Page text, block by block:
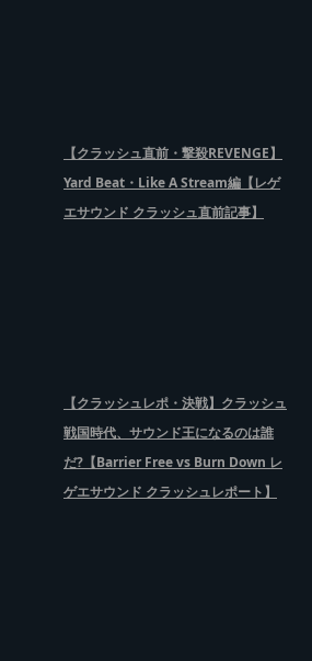
【クラッシュ直前・撃殺REVENGE】
Yard Beat・Like A Stream編【レゲ
エサウンド クラッシュ直前記事】
【クラッシュレポ・決戦】クラッシュ
戦国時代、サウンド王になるのは誰
だ?【Barrier Free vs Burn Down レ
ゲエサウンド クラッシュレポート】